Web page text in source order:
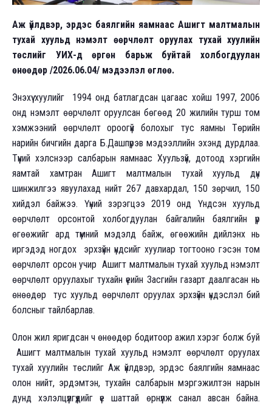
Аж үйлдвэр, эрдэс баялгийн яамнаас Ашигт малтмалын
тухай хуульд нэмэлт өөрчлөлт оруулах тухай хуулийн
төслийг УИХ-д өргөн барьж буйтай холбогдуулан
өнөөдөр /2026.06.04/ мэдээлэл өглөө.
Энэхүү хуулийг 1994 онд батлагдсан цагаас хойш 1997, 2006
онд нэмэлт өөрчлөлт оруулсан бөгөөд 20 жилийн турш том
хэмжээний өөрчлөлт ороогүй болохыг тус яамны Төрийн
нарийн бичгийн дарга Б.Дашпүрэв мэдээллийн эхэнд дурдлаа.
Түүний хэлснээр салбарын яамнаас Хуульзүй, дотоод хэргийн
яамтай хамтран Ашигт малтмалын тухай хуульд дүн
шинжилгээ явуулахад нийт 267 давхардал, 150 зөрчил, 150
хийдэл байжээ. Үүний зэрэгцээ 2019 онд Үндсэн хуульд
өөрчлөлт орсонтой холбогдуулан байгалийн баялгийн үр
өгөөжийг ард түмний мэдэлд байж, өгөөжийн дийлэнх нь
иргэдэд ногдох эрхзүйн үндсийг хуулиар тогтооно гэсэн том
өөрчлөлт орсон учир Ашигт малтмалын тухай хуульд нэмэлт
өөрчлөлт оруулахыг тухайн үеийн Засгийн газарт даалгасан нь
өнөөдөр тус хуульд өөрчлөлт оруулах эрхзүйн үндэслэл бий
болсныг тайлбарлав.
Олон жил яригдсан ч өнөөдөр бодитоор ажил хэрэг болж буй
Ашигт малтмалын тухай хуульд нэмэлт өөрчлөлт оруулах
тухай хуулийн төслийг Аж үйлдвэр, эрдэс баялгийн яамнаас
олон нийт, эрдэмтэн, тухайн салбарын мэргэжилтэн нарын
дунд хэлэлцүүлгүүдийг үе шаттай өрнүүлж санал авсан байна.